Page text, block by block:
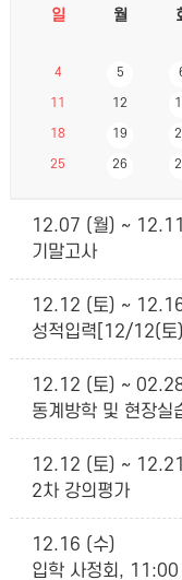
일 월
4 5
11 12
18 19
25 26
12.07 (월) ~
기말고사
12.12 (토) ~
성적입력[12/12(
12.12 (토) ~
동계방학 및 현장실
12.12 (토) ~
2차 강의평가
12.16 (수)
입학 사정회, 11:00